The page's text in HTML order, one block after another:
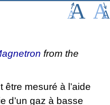
from the
être mesuré à l’aide
d’un gaz à basse